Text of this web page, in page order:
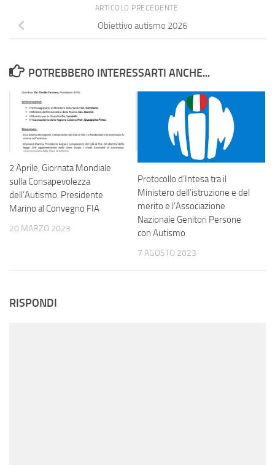
ARTICOLO PRECEDENTE
Obiettivo autismo 2026
POTREBBERO INTERESSARTI ANCHE...
2 Aprile, Giornata Mondiale
sulla Consapevolezza
dell’Autismo. Presidente
Marino al Convegno FIA
20 MARZO 2023
Protocollo d’Intesa tra il
Ministero dell’istruzione e del
merito e l’Associazione
Nazionale Genitori Persone
con Autismo
7 AGOSTO 2023
RISPONDI